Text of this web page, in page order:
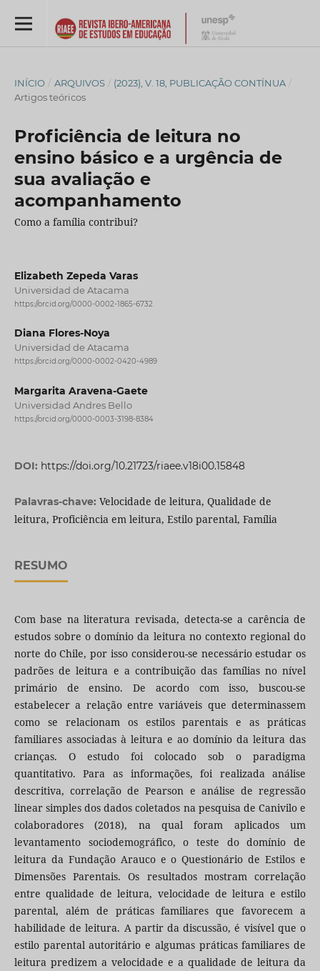
INÍCIO / ARQUIVOS / (2023), V. 18, PUBLICAÇÃO CONTÍNUA /
Artigos teóricos
Proficiência de leitura no
ensino básico e a urgência de
sua avaliação e
acompanhamento
Como a família contribui?
Elizabeth Zepeda Varas
Universidad de Atacama
https://orcid.org/0000-0002-1865-6732
Diana Flores-Noya
Universidad de Atacama
https://orcid.org/0000-0002-0420-4989
Margarita Aravena-Gaete
Universidad Andres Bello
https://orcid.org/0000-0003-3198-8384
DOI: https://doi.org/10.21723/riaee.v18i00.15848
Palavras-chave: Velocidade de leitura, Qualidade de
leitura, Proficiência em leitura, Estilo parental, Família
RESUMO
Com base na literatura revisada, detecta-se a carência de
estudos sobre o domínio da leitura no contexto regional do
norte do Chile, por isso considerou-se necessário estudar os
padrões de leitura e a contribuição das famílias no nível
primário de ensino. De acordo com isso, buscou-se
estabelecer a relação entre variáveis que determinassem
como se relacionam os estilos parentais e as práticas
familiares associadas à leitura e ao domínio da leitura das
crianças. O estudo foi colocado sob o paradigma
quantitativo. Para as informações, foi realizada análise
descritiva, correlação de Pearson e análise de regressão
linear simples dos dados coletados na pesquisa de Canivilo e
colaboradores (2018), na qual foram aplicados um
levantamento sociodemográfico, o teste do domínio de
leitura da Fundação Arauco e o Questionário de Estilos e
Dimensões Parentais. Os resultados mostram correlação
entre qualidade de leitura, velocidade de leitura e estilo
parental, além de práticas familiares que favorecem a
habilidade de leitura. A partir da discussão, é visível que o
estilo parental autoritário e algumas práticas familiares de
leitura predizem a velocidade e a qualidade de leitura da